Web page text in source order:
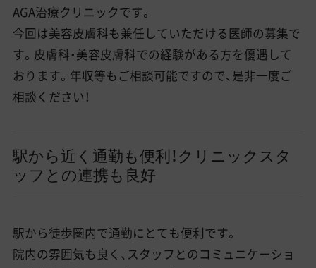
AGA治療クリニックです。
今回は美容皮膚科も兼任していただける医師の募集で
す。皮膚科・美容皮膚科での経験がある方を優遇して
おります。年収等もご相談可能ですので、是非一度ご
相談ください！
駅から近く通勤も便利！クリニックスタ
ッフとの連携も良好
駅から徒歩圏内で通勤にとても便利です。
院内の雰囲気も良く、スタッフとのコミュニケーショ